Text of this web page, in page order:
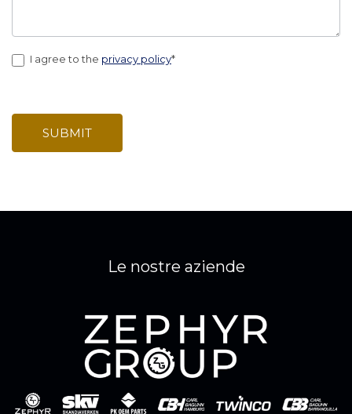
I agree to the privacy policy*
SUBMIT
Le nostre aziende